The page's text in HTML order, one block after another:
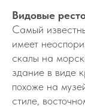
Видовые
Самый
имеет
скалы на
здание в виде
похоже на
стиле,